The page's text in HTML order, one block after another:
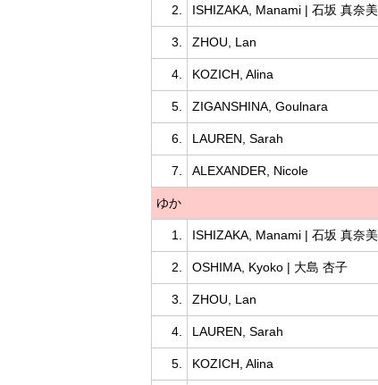
2. ISHIZAKA, Manami | 石坂 真奈美
3. ZHOU, Lan
4. KOZICH, Alina
5. ZIGANSHINA, Goulnara
6. LAUREN, Sarah
7. ALEXANDER, Nicole
ゆか
1. ISHIZAKA, Manami | 石坂 真奈美
2. OSHIMA, Kyoko | 大島 杏子
3. ZHOU, Lan
4. LAUREN, Sarah
5. KOZICH, Alina